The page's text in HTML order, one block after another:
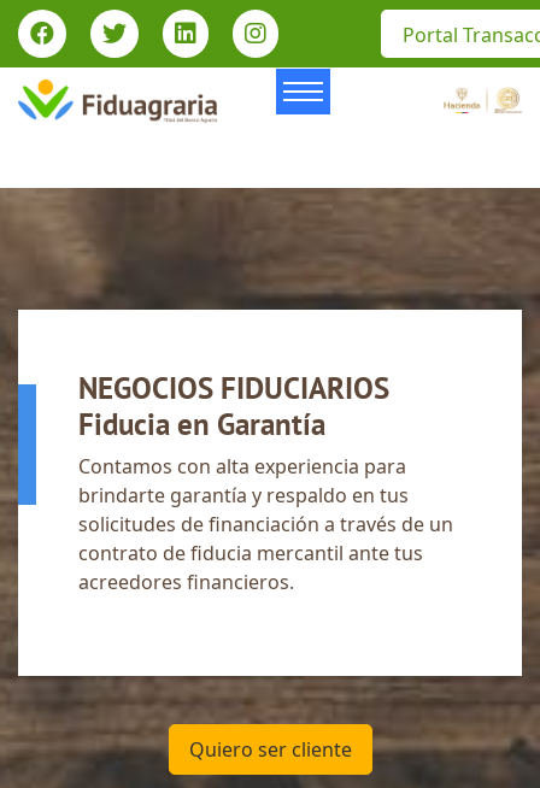
Portal
NEGOCIOS FIDUCIARIOS
Fiducia en Garantía
Contamos con alta experiencia para
brindarte garantía y respaldo en tus
solicitudes de financiación a través de un
contrato de fiducia mercantil ante tus
acreedores financieros.
Quiero ser cliente